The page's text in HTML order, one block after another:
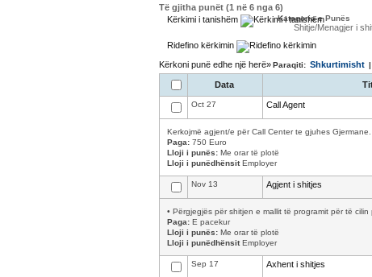
Të gjitha punët (1 në 6 nga 6)
Kërkimi i tanishëm
Kategoria e Punës
Shitje/Menagjer i
Ridefino kërkimin
Kërkoni punë edhe një herë»Paraqiti: Shkurtimisht
Data
Oct 27 Call Agent
Kerkojmë agjent/e për Call Center te gjuhes
Paga: 750 Euro
Lloji i punës: Me orar të plotë
Lloji i punëdhënsitEmployer
Nov 13 Agjent i shitjes
• Përgjegjës për shitjen e mallit të programit për të
Paga: E pacekur
Lloji i punës: Me orar të plotë
Lloji i punëdhënsitEmployer
Sep 17 Axhent i shitjes